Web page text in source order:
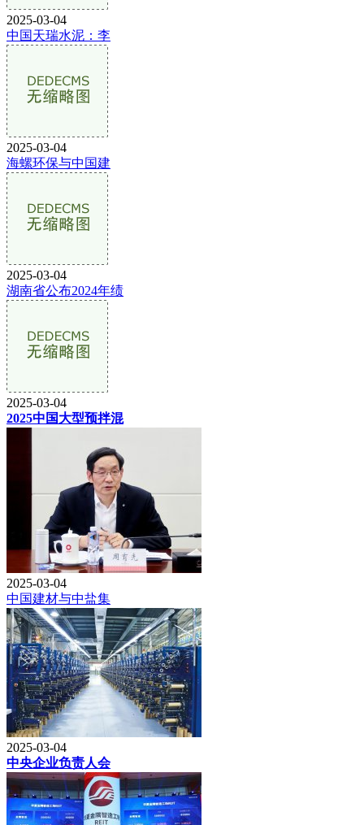
2025-03-04
中国天瑞水泥：李
2025-03-04
海螺环保与中国建
2025-03-04
湖南省公布2024年绩
2025-03-04
2025中国大型预拌混
2025-03-04
中国建材与中盐集
2025-03-04
中央企业负责人会